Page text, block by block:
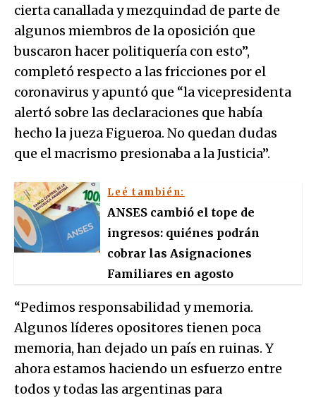
cierta canallada y mezquindad de parte de
algunos miembros de la oposición que
buscaron hacer politiquería con esto”,
completó respecto a las fricciones por el
coronavirus y apuntó que “la vicepresidenta
alertó sobre las declaraciones que había
hecho la jueza Figueroa. No quedan dudas
que el macrismo presionaba a la Justicia”.
Leé también:
ANSES cambió el tope de
ingresos: quiénes podrán
cobrar las Asignaciones
Familiares en agosto
“Pedimos responsabilidad y memoria.
Algunos líderes opositores tienen poca
memoria, han dejado un país en ruinas. Y
ahora estamos haciendo un esfuerzo entre
todos y todas las argentinas para